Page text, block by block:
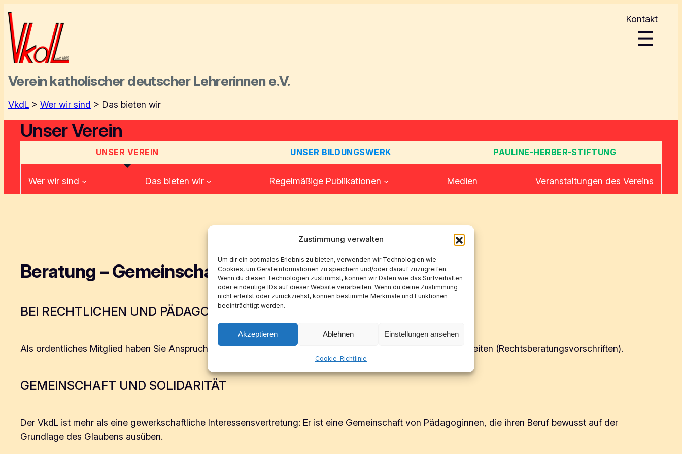
Zustimmung verwalten
Um dir ein optimales Erlebnis zu bieten, verwenden wir Technologien wie
Cookies, um Geräteinformationen zu speichern und/oder darauf zuzugreifen.
Wenn du diesen Technologien zustimmst, können wir Daten wie das Surfverhalten
oder eindeutige IDs auf dieser Website verarbeiten. Wenn du deine Zustimmung
nicht erteilst oder zurückziehst, können bestimmte Merkmale und Funktionen
beeinträchtigt werden.
Akzeptieren Ablehnen Einstellungen ansehen
Cookie-Richtlinie
Zum
Inhalt
springen
Verein katholischer deutscherLehrerinnen e.V.
VkdL > Wer wir sind > Das bieten wir
Kontakt
Unser Verein
UNSER VEREIN UNSER BILDUNGSWERK PAULINE-HERBER-STIFTUNG
Wer wir sind Das bieten wir Regelmäßige Publikationen Medien Veranstaltungen des Vereins
Beratung – Gemeinschaft – Solidarität
BEI RECHTLICHEN UND PÄDAGOGISCHEN FRAGEN
Als ordentliches Mitglied haben Sie Anspruch auf Rechtsberatung und Rechtshilfe in dienstlichen Angelegenheiten (Rechtsberatungsvorschriften).
GEMEINSCHAFT UND SOLIDARITÄT
Der VkdL ist mehr als eine gewerkschaftliche Interessensvertretung: Er ist eine Gemeinschaft von Pädagoginnen, die ihren Beruf bewusst auf der
Grundlage des Glaubens ausüben.